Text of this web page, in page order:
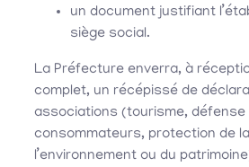
un document justifiant
siège social.
La Préfecture enverra, à
complet, un récépissé de
associations (tourisme, défense
consommateurs, protection de
l’environnement ou du